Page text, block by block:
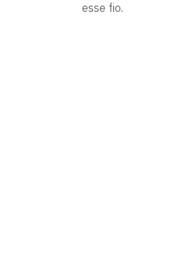
esse fio.